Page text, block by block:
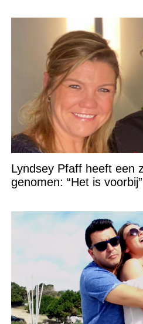
Lyndsey Pfaff heeft een
genomen: “Het is voorbij”